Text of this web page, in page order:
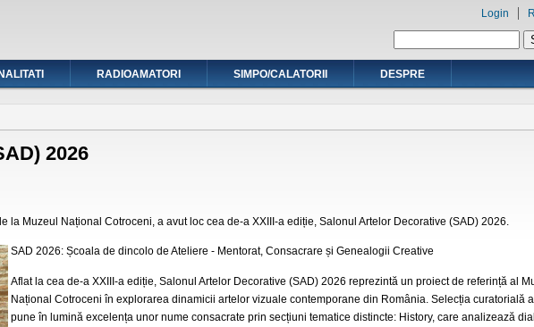
Login
RADIOAMATORI SIMPO/CALATORII DESPRE
2026
la Muzeul Național Cotroceni, a avut loc cea de-a XXIII-a ediție, Salonul Artelor Decorative (SAD) 2026.
SAD 2026: Școala de dincolo de Ateliere - Mentorat, Consacrare și Genealogii Creative
Aflat la cea de-a XXIII-a ediție, Salonul Artelor Decorative (SAD) 2026 reprezintă un proiect de referință al
Național Cotroceni în explorarea dinamicii artelor vizuale contemporane din România. Selecția curatorială
pune în lumină excelența unor nume consacrate prin secțiuni tematice distincte: History, care analizează